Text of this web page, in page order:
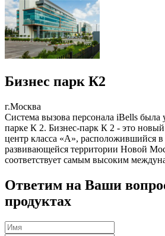
Бизнес парк К2
г.Москва
Система вызова персонала iBells была
парке К 2. Бизнес-парк К 2 - это
центр класса «А», расположившийся
развивающейся территории Новой
соответствует самым высоким
Ответим на Ваши
продуктах